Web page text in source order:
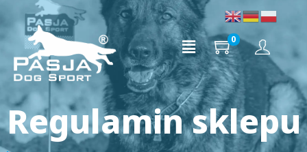
0
Regulamin sklepu